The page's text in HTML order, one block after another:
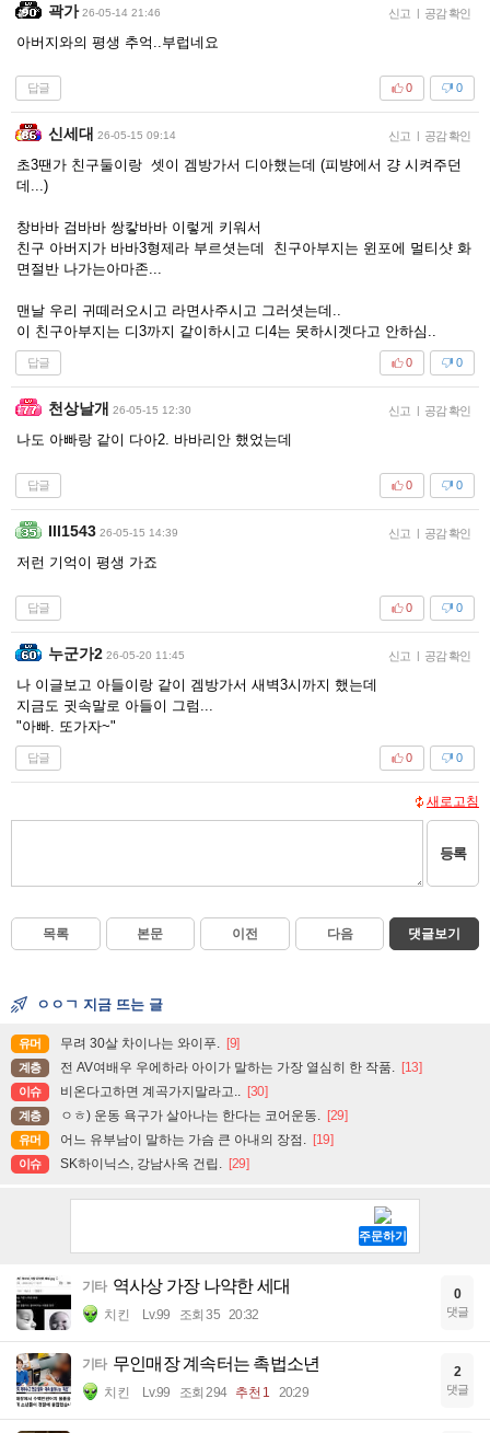
곽가 26-05-14 21:46 신고 | 공감 확인
아버지와의 평생 추억..부럽네요
답글 0
0
신세대 26-05-15 09:14 신고 | 공감 확인
초3땐가 친구둘이랑 셋이 겜방가서 디아했는데 (피뱡에서 걍 시켜주던
데...)
창바바 검바바 쌍캏바바 이렇게 키워서
친구 아버지가 바바3형제라 부르셧는데 친구아부지는 윈포에 멀티샷 화
면절반 나가는아마존...
맨날 우리 귀떼러오시고 라면사주시고 그러셧는데..
이 친구아부지는 디3까지 같이하시고 디4는 못하시겟다고 안하심..
답글 0
0
천상날개 26-05-15 12:30 신고 | 공감 확인
나도 아빠랑 같이 다아2. 바바리안 했었는데
답글 0
0
Ill1543 26-05-15 14:39 신고 | 공감 확인
저런 기억이 평생 가죠
답글 0
0
누군가2 26-05-20 11:45 신고 | 공감 확인
나 이글보고 아들이랑 같이 겜방가서 새벽3시까지 했는데
지금도 귓속말로 아들이 그럼...
"아빠. 또가자~"
답글 0
0
새로고침
등록
목록 본문 이전 다음 댓글보기
ㅇㅇㄱ 지금 뜨는 글
유머 무려 30살 차이나는 와이푸. [9]
계층 전 AV여배우 우에하라 아이가 말하는 가장 열심히 한 작품. [13]
이슈 비온다고하면 계곡가지말라고.. [30]
계층 ㅇㅎ) 운동 욕구가 살아나는 한다는 코어운동. [29]
유머 어느 유부남이 말하는 가슴 큰 아내의 장점. [19]
이슈 SK하이닉스, 강남사옥 건립. [29]
기타 역사상 가장 나약한 세대
치킨 Lv.99 조회 35 20:32
0
댓글
기타 무인매장 계속터는 촉법소년
치킨 Lv.99 조회 294 추천 1 20:29
2
댓글